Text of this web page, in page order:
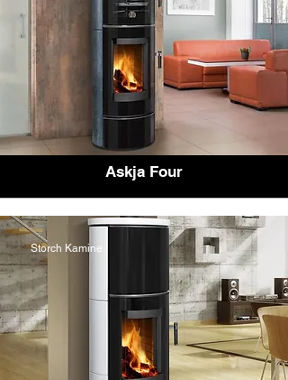
Askja Four
Storch Kamine